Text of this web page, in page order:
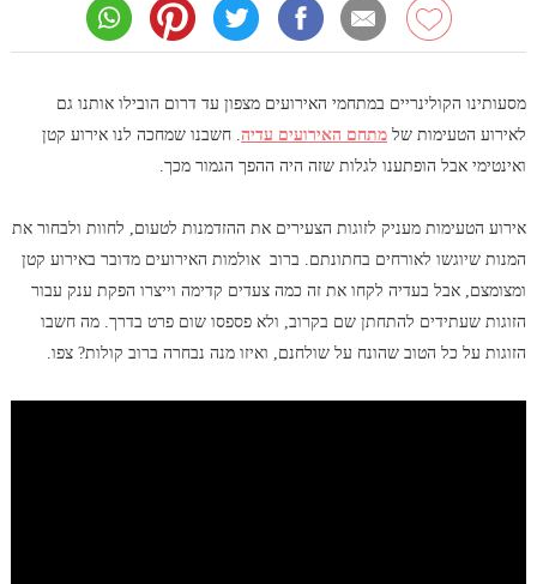
מסעותינו הקולינריים במתחמי האירועים מצפון עד דרום הובילו אותנו גם
לאירוע הטעימות של מתחם האירועים עדיה. חשבנו שמחכה לנו אירוע קטן
ואינטימי אבל הופתענו לגלות שזה היה ההפך הגמור מכך.
אירוע הטעימות מעניק לזוגות הצעירים את ההזדמנות לטעום, לחוות ולבחור את
המנות שיוגשו לאורחים בחתונתם. ברוב אולמות האירועים מדובר באירוע קטן
ומצומצם, אבל בעדיה לקחו את זה כמה צעדים קדימה וייצרו הפקת ענק עבור
הזוגות שעתידים להתחתן שם בקרוב, ולא פספסו שום פרט בדרך. מה חשבו
הזוגות על כל הטוב שהונח על שולחנם, ואיזו מנה נבחרה ברוב קולות? צפו.